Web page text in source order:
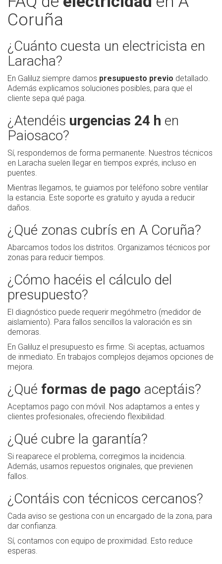
Coruña
¿Cuánto cuesta un electricista en
Laracha?
En Galiluz siempre damos presupuesto previo detallado.
Además explicamos soluciones posibles, para que el
cliente sepa qué paga.
¿Atendéis urgencias 24 h en
Paiosaco?
Sí, respondemos de forma permanente. Nuestros técnicos
en Laracha suelen llegar en tiempos exprés, incluso en
puentes.
Mientras llegamos, te guiamos por teléfono sobre ventilar
la estancia. Este soporte es gratuito y ayuda a reducir
daños.
¿Qué zonas cubrís en A Coruña?
Abarcamos todos los distritos. Organizamos técnicos por
zonas para reducir tiempos.
¿Cómo hacéis el cálculo del
presupuesto?
El diagnóstico puede requerir megóhmetro (medidor de
aislamiento). Para fallos sencillos la valoración es sin
demoras.
En Galiluz el presupuesto es firme. Si aceptas, actuamos
de inmediato. En trabajos complejos dejamos opciones de
mejora.
¿Qué formas de pago aceptáis?
Aceptamos pago con móvil. Nos adaptamos a entes y
clientes profesionales, ofreciendo flexibilidad.
¿Qué cubre la garantía?
Si reaparece el problema, corregimos la incidencia.
Además, usamos repuestos originales, que previenen
fallos.
¿Contáis con técnicos cercanos?
Cada aviso se gestiona con un encargado de la zona, para
dar confianza.
Sí, contamos con equipo de proximidad. Esto reduce
esperas.